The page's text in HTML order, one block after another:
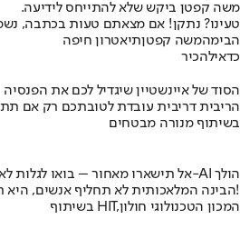
משה קפטן ביקש שלא להתייחס לידיעה.
טעינו? נתקן! אם מצאתם טעות בכתבה,
הבימהמשה קפטןתיאטרון חיפה
כדאילהכיר
הסוד של איינשטיין שיגדיל לכם את הפנסיה
הריבית דריבית עובדת לטובתכם רק אם
בשיתוף מנורה מבטחים
אל תישארו מאחור – בואו לגלות לאן ה-AI הולך
הבינה המלאכותית לא תחליף אנשים, היא תחליף את מי שלא משתמש בה!
בשיתוף HIT,המכון הטכנולוגי חולון